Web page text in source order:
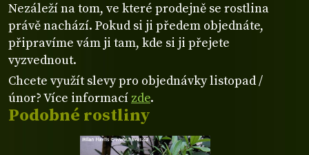
Podobné rostliny
Nezáleží na tom, ve které prodejně se rostlina
právě nachází. Pokud si ji předem objednáte,
připravíme vám ji tam, kde si ji přejete
vyzvednout.
Chcete využít slevy pro objednávky listopad /
únor? Více informací zde.